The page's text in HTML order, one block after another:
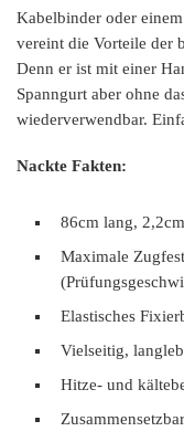
Kabelbinder oder
vereint die Vorteile der
Denn er ist mit einer
Spanngurt aber ohne
wiederverwendbar.
Nackte Fakten:
86cm lang,
Maximale
Elastisches
Vielseitig,
Hitze- und